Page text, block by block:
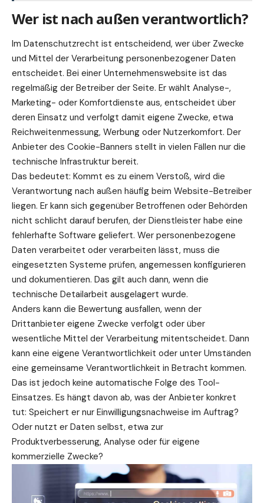
Wer ist nach außen verantwortlich?
Im Datenschutzrecht ist entscheidend, wer über Zwecke
und Mittel der Verarbeitung personenbezogener Daten
entscheidet. Bei einer Unternehmenswebsite ist das
regelmäßig der Betreiber der Seite. Er wählt Analyse-,
Marketing- oder Komfortdienste aus, entscheidet über
deren Einsatz und verfolgt damit eigene Zwecke, etwa
Reichweitenmessung, Werbung oder Nutzerkomfort. Der
Anbieter des Cookie-Banners stellt in vielen Fällen nur die
technische Infrastruktur bereit.
Das bedeutet: Kommt es zu einem Verstoß, wird die
Verantwortung nach außen häufig beim Website-Betreiber
liegen. Er kann sich gegenüber Betroffenen oder Behörden
nicht schlicht darauf berufen, der Dienstleister habe eine
fehlerhafte Software geliefert. Wer personenbezogene
Daten verarbeitet oder verarbeiten lässt, muss die
eingesetzten Systeme prüfen, angemessen konfigurieren
und dokumentieren. Das gilt auch dann, wenn die
technische Detailarbeit ausgelagert wurde.
Anders kann die Bewertung ausfallen, wenn der
Drittanbieter eigene Zwecke verfolgt oder über
wesentliche Mittel der Verarbeitung mitentscheidet. Dann
kann eine eigene Verantwortlichkeit oder unter Umständen
eine gemeinsame Verantwortlichkeit in Betracht kommen.
Das ist jedoch keine automatische Folge des Tool-
Einsatzes. Es hängt davon ab, was der Anbieter konkret
tut: Speichert er nur Einwilligungsnachweise im Auftrag?
Oder nutzt er Daten selbst, etwa zur
Produktverbesserung, Analyse oder für eigene
kommerzielle Zwecke?